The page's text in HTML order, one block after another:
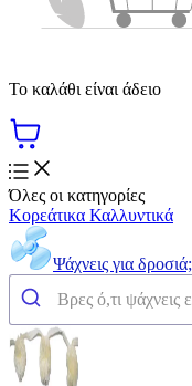
Το καλάθι είναι άδειο
Όλες οι κατηγορίες
Κορεάτικα Καλλυντικά
Ψάχνεις για δροσιά;